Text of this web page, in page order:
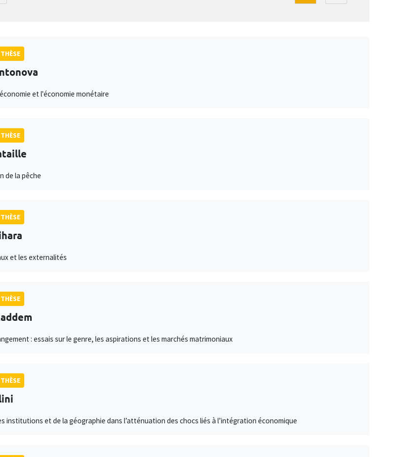
et l'économie monétaire
de la pêche
et les externalités
: essais sur le genre, les aspirations et les marchés matrimoniaux
institutions et de la géographie dans l’atténuation des chocs liés à l’intégration économique